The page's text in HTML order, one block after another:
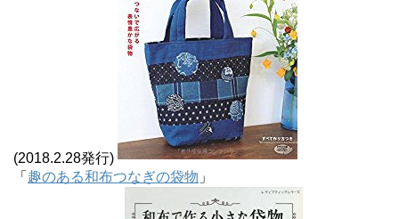
(2018.2.28発行)
「 趣のある和布つなぎの袋物 」